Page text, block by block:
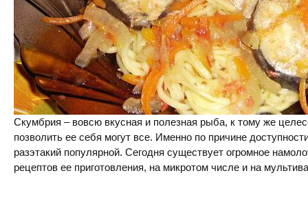
Скумбрия – вовсю вкусная и полезная рыба, к тому же
позволить ее себя могут все. Именно по причине
разэтакий популярной. Сегодня существует огромное
рецептов ее приготовления, на микротом числе и на